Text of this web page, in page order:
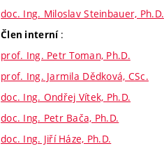
doc. Ing. Miloslav Steinbauer, Ph.D.
Člen interní :
prof. Ing. Petr Toman, Ph.D.
prof. Ing. Jarmila Dědková, CSc.
doc. Ing. Ondřej Vítek, Ph.D.
doc. Ing. Petr Bača, Ph.D.
doc. Ing. Jiří Háze, Ph.D.